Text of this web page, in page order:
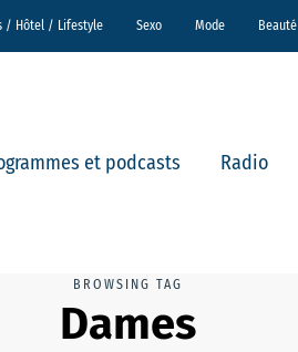
/ Hôtel / Lifestyle Sexo Mode Beauté
et podcasts Radio
BROWSING TAG
Dames